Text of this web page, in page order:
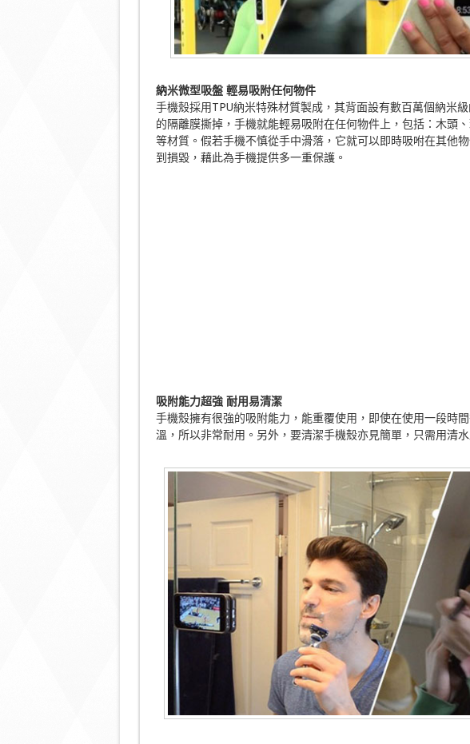
納米微型吸盤 輕易吸附任何物件
手機殼採用TPU納米特殊材質製成，其背面設有數百萬個納米
的隔離膜撕掉，手機就能輕易吸附在任何物件上，包括：木頭
等材質。假若手機不慎從手中滑落，它就可以即時吸咐在其他
到損毀，藉此為手機提供多一重保護。
吸附能力超強 耐用易清潔
手機殼擁有很強的吸附能力，能重覆使用，即使在使用一段時
溫，所以非常耐用。另外，要清潔手機殼亦見簡單，只需用清